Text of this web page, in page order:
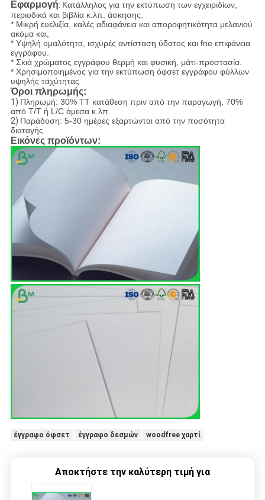
Εφαρμογή: Κατάλληλος για την εκτύπωση των εγχειριδίων,
περιοδικά και βιβλία κ.λπ. άσκησης.
* Μικρή ευελιξία, καλές αδιαφάνεια και αποροφητικότητα μελανιού
ακόμα και,
* Υψηλή ομαλότητα, ισχυρές αντίσταση ύδατος και fne επιφάνεια
εγγράφου.
* Σκιά χρώματος εγγράφου θερμή και φυσική, μάτι-προστασία.
* Χρησιμοποιημένος για την εκτύπωση όφσετ εγγράφου φύλλων
υψηλής ταχύτητας
Όροι πληρωμής:
1) Πληρωμή: 30% TT κατάθεση πριν από την παραγωγή, 70%
από T/T ή L/C άμεσα κ.λπ.
2) Παράδοση: 5-30 ημέρες εξαρτώνται από την ποσότητα
διαταγής
Εικόνες προϊόντων:
έγγραφο όφσετ έγγραφο δεσμών woodfree χαρτί
Αποκτήστε την καλύτερη τιμή για